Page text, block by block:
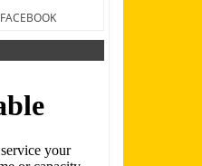
FACEBOOK